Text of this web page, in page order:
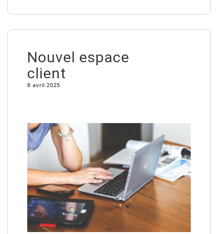
Nouvel espace
client
8 avril 2025